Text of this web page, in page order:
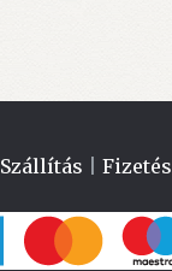
Szállítás |Fizetés